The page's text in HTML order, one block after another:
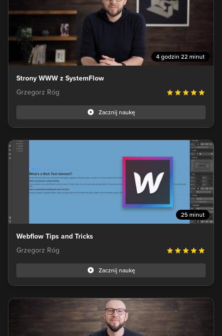
4 godzin 22 minut
Strony WWW z SystemFlow
Grzegorz Róg
Zacznij naukę
25 minut
Webflow Tips and Tricks
Grzegorz Róg
Zacznij naukę